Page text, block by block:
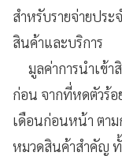
สำหรับรายจ่ายปร
สินค้าและบริการ
มูลค่าการนำเข้า
ก่อน จากที่หดตัวร้อ
เดือนก่อนหน้า ตาม
หมวดสินค้าสำคัญ